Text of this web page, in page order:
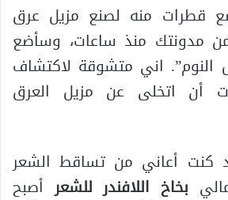
قطرات منه لصنع مزيل عرق
مدونتك منذ ساعات، وسأضع
النوم”. اني متشوقة لاكتشاف
أن اتخلى عن مزيل العرق
كنت أعاني من تساقط الشعر
بخاخ اللافندر للشعرأصبح